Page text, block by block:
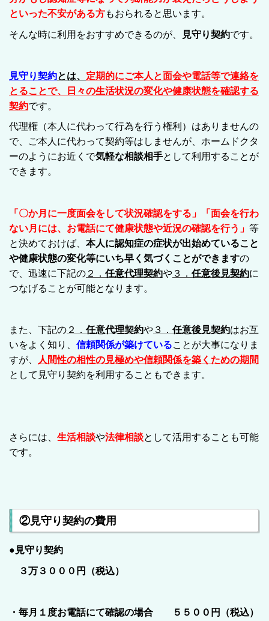
といった不安がある方もおられると思います。
そんな時に利用をおすすめできるのが、 見守り契約です。
見守り契約とは、 定期的にご本人と面会や電話等で連絡を
とることで、日々の生活状況の変化や健康状態を確認する
契約です。
代理権（本人に代わって行為を行う権利）はありませんの
で、ご本人に代わって契約等はしませんが、ホームドクタ
ーのようにお近くで気軽な相談相手として利用することが
できます。
「〇か月に一度面会をして状況確認をする」「面会を行わ
ない月には、お電話にて健康状態や近況の確認を行う」 等
と決めておけば、 本人に認知症の症状が出始めていること
や健康状態の変化等にいち早く気づくことができますの
で、迅速に下記の ２． 任意代理契約や ３． 任意後見契約に
つなげることが可能となります。
また、下記の ２． 任意代理契約や ３． 任意後見契約はお互
いをよく知り、 信頼関係が築けていることが大事になりま
すが、
人間性の相性の見極めや信頼関係を築くための期間
として 見守り契約を利用することもできます。
さらには、 生活相談や法律相談として活用することも可能
です。
②見守り契約の費用
●見守り契約
３万３０００円（税込）
・毎月１度お電話にて確認の場合
５５００円（税込）